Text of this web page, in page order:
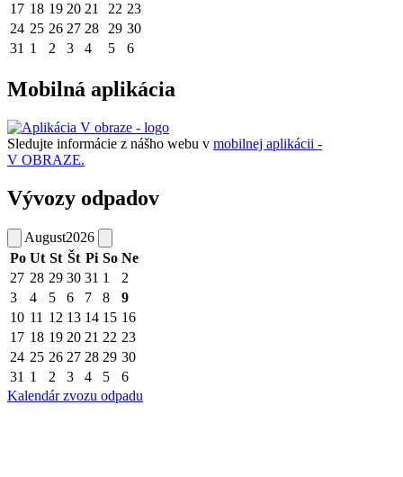
17 18 19 20 21 22 23
24 25 26 27 28 29 30
31 1 2 3 4 5 6
Mobilná aplikácia
Sledujte informácie z nášho webu v mobilnej aplikácii -
V OBRAZE.
Vývozy odpadov
August2026
Po Ut St Št Pi So Ne
27 28 29 30 31 1
2
3
4 5 6 7 8
9
10 11 12 13 14 15 16
17 18 19 20 21 22 23
24 25 26 27 28 29 30
31 1 2 3 4 5
6
Kalendár zvozu odpadu